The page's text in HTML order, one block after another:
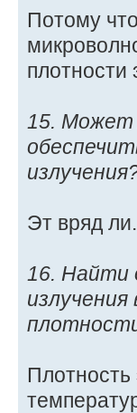
Потому
15. Может
Эт вряд ли.
16. Найти
Плотность